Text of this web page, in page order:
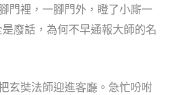
門裡，一腳門外，瞪了小廝一
廢話，為何不早通報大師的名
玄奘法師迎進客廳。急忙吩咐